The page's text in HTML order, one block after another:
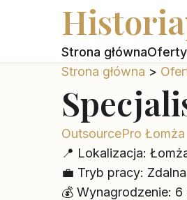
Strona główna
Strona główna >
OutsourcePro Łomża
📍 Lokalizacja:
💼 Tryb pracy: Zdalna
💰 Wynagrodzenie: 6